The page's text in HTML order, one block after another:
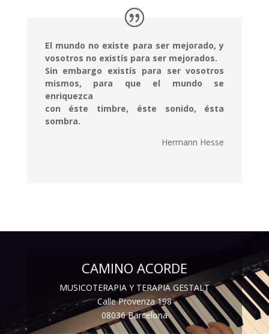
El mundo no existe para ser mejorado, y
vosotros no existís para ser mejorados.
Sin embargo existís para ser vosotros
mismos, para que el mundo se
enriquezca
con éste timbre, éste sonido, ésta
sombra.
Hermann Hesse
CAMINO ACORDE
MUSICOTERAPIA Y TERAPIA GESTALT
Calle Provenza 198
08036 Barcelona